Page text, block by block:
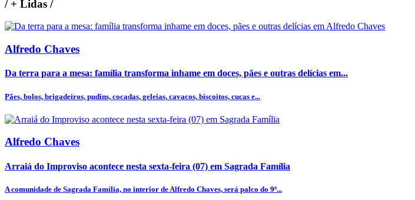
/+ Lidas /
Alfredo Chaves
Da terra para a mesa: família transforma inhame em doces, pães e outras delícias em...
Pães, bolos, brigadeiros, pudins, cocadas, geleias, cavacos, biscoitos, cucas e...
Alfredo Chaves
Arraiá do Improviso acontece nesta sexta-feira (07) em Sagrada Família
A comunidade de Sagrada Família, no interior de Alfredo Chaves, será palco do 9º...